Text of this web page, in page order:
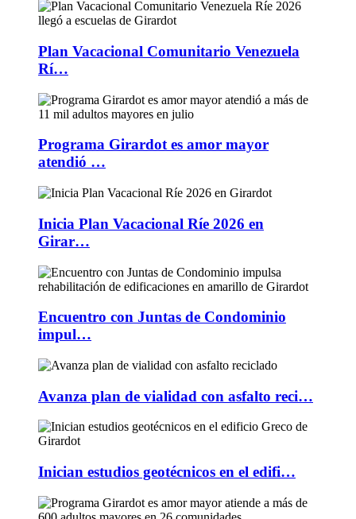
Plan Vacacional Comunitario Venezuela
Rí…
Programa Girardot es amor mayor
atendió …
Inicia Plan Vacacional Ríe 2026 en
Girar…
Encuentro con Juntas de Condominio
impul…
Avanza plan de vialidad con asfalto reci…
Inician estudios geotécnicos en el edifi…